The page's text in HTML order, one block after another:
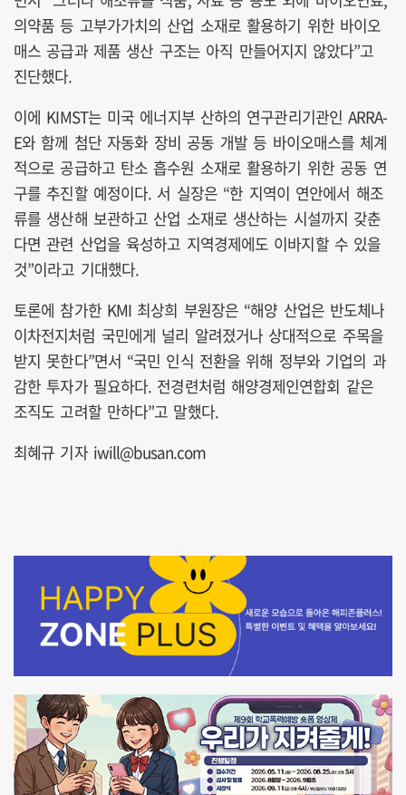
의약품 등 고부가가치의 산업 소재로 활용하기 위한 바이오
매스 공급과 제품 생산 구조는 아직 만들어지지 않았다”고
진단했다.
이에 KIMST는 미국 에너지부 산하의 연구관리기관인 ARRA-
E와 함께 첨단 자동화 장비 공동 개발 등 바이오매스를 체계
적으로 공급하고 탄소 흡수원 소재로 활용하기 위한 공동 연
구를 추진할 예정이다. 서 실장은 “한 지역이 연안에서 해조
류를 생산해 보관하고 산업 소재로 생산하는 시설까지 갖춘
다면 관련 산업을 육성하고 지역경제에도 이바지할 수 있을
것”이라고 기대했다.
토론에 참가한 KMI 최상희 부원장은 “해양 산업은 반도체나
이차전지처럼 국민에게 널리 알려졌거나 상대적으로 주목을
받지 못한다”면서 “국민 인식 전환을 위해 정부와 기업의 과
감한 투자가 필요하다. 전경련처럼 해양경제인연합회 같은
조직도 고려할 만하다”고 말했다.
최혜규 기자 iwill@busan.com